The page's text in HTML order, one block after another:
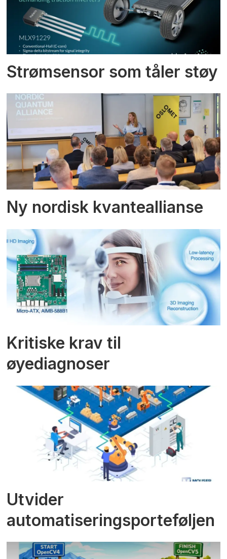
Strømsensor som tåler støy
Ny nordisk kvanteallianse
Kritiske krav til
øyediagnoser
Utvider
automatiseringsporteføljen